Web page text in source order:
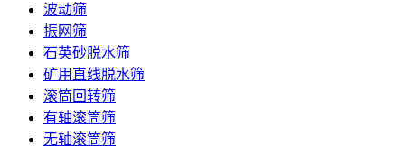
波动筛
振网筛
石英砂脱水筛
矿用直线脱水筛
滚筒回转筛
有轴滚筒筛
无轴滚筒筛